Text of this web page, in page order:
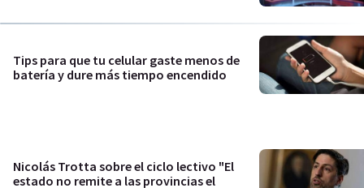
Tips para que tu celular gaste menos de
batería y dure más tiempo encendido
Nicolás Trotta sobre el ciclo lectivo "El
estado no remite a las provincias el